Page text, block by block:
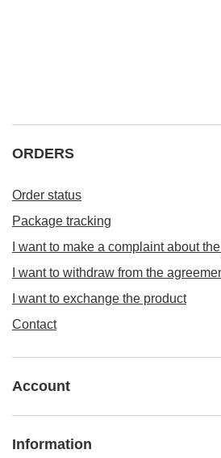
ORDERS
Order status
Package tracking
I want to make a complaint about
I want to withdraw from the
I want to exchange the product
Contact
Account
Information